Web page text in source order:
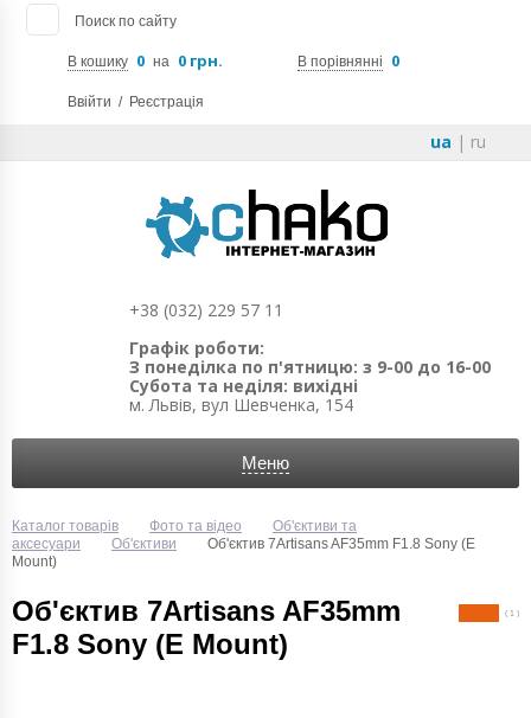
Поиск по сайту
В кошику 0 на 0 грн. В порівнянні 0
Ввійти / Реєстрація
ua | ru
+38 (032) 229 57 11
Графік роботи:
З понеділка по п'ятницю: з 9-00 до 16-00
Субота та неділя: вихідні
м. Львів, вул Шевченка, 154
Меню
Каталог товарів Фото та відео
Об'єктиви та
аксесуари
Об'єктиви
Об'єктив 7Artisans AF35mm F1.8 Sony (E
Mount)
Об'єктив 7Artisans AF35mm
F1.8 Sony (E Mount)
( 1 )